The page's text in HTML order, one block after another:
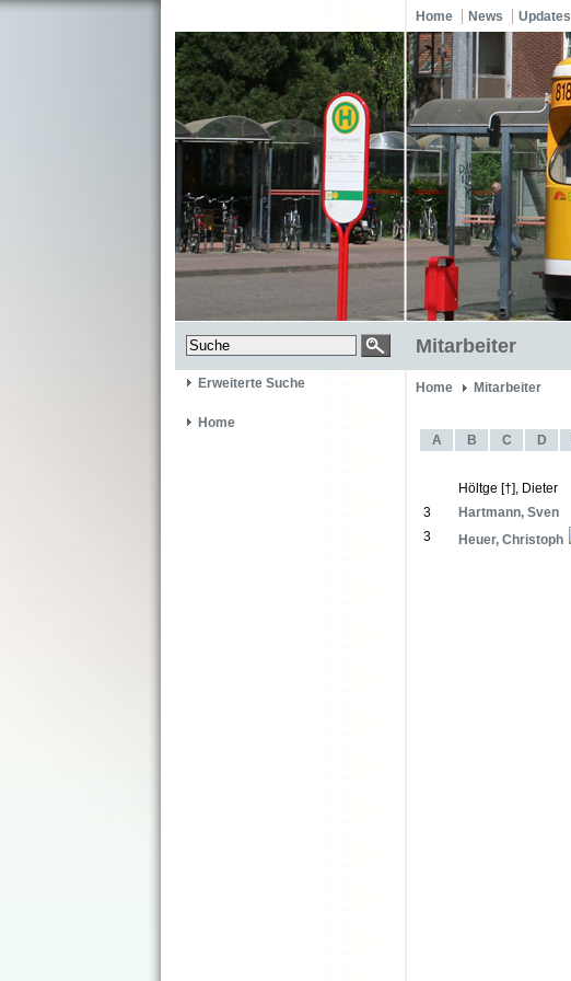
Home News Updates
Mitarbeiter
Erweiterte Suche
Home
Home Mitarbeiter
A B C D
Höltge [†], Dieter
3
Hartmann, Sven
3
Heuer, Christoph